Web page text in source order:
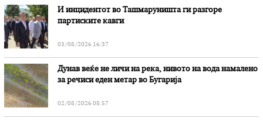
И инцидентот во Ташмаруништa ги разгоре
партиските кавги
03/08/2026 16:37
Дунав веќе не личи на река, нивото на вода намалено
за речиси еден метар во Бугарија
02/08/2026 08:57